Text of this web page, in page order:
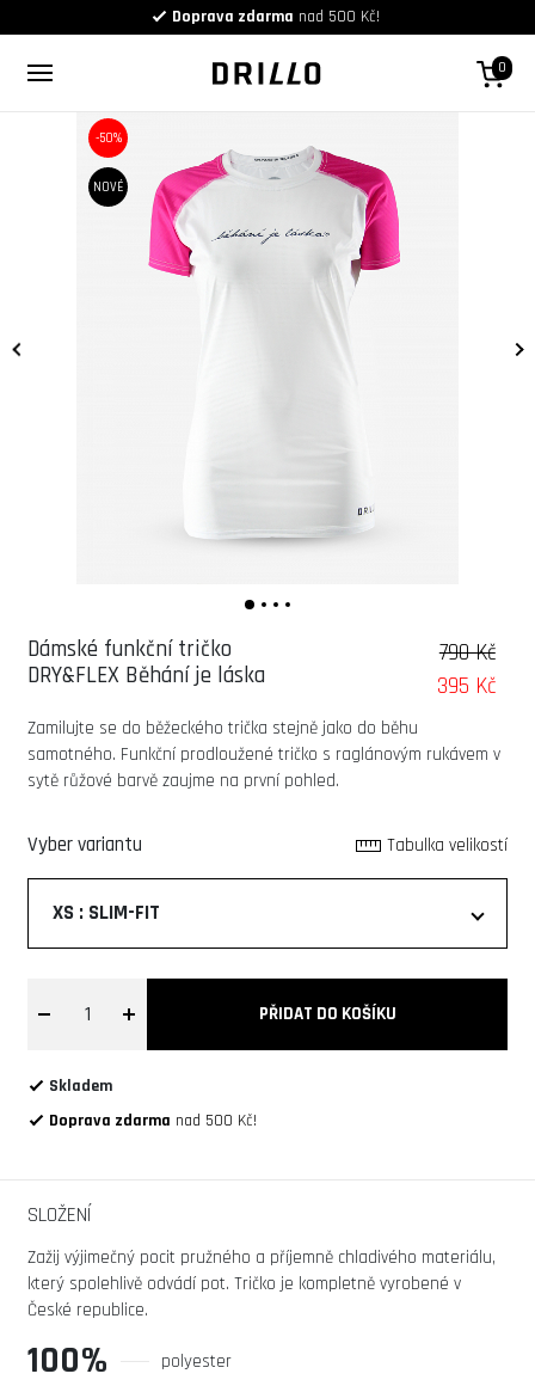
Doprava zdarma nad 500 Kč!
0
-50%
NOVÉ
Dámské funkční tričko
DRY&FLEX Běhání je láska
790 Kč
395 Kč
Zamilujte se do běžeckého trička stejně jako do běhu
samotného. Funkční prodloužené tričko s raglánovým rukávem v
sytě růžové barvě zaujme na první pohled.
Vyber variantu Tabulka velikostí
XS : SLIM-FIT
1 PŘIDAT DO KOŠÍKU
Skladem
Doprava zdarma nad 500 Kč!
SLOŽENÍ
Zažij výjimečný pocit pružného a příjemně chladivého materiálu,
který spolehlivě odvádí pot. Tričko je kompletně vyrobené v
České republice.
100% polyester